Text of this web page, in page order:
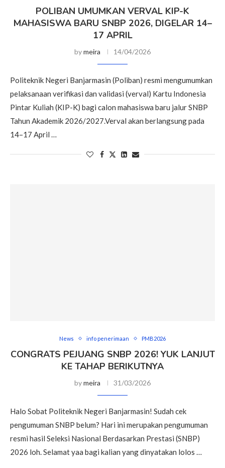
POLIBAN UMUMKAN VERVAL KIP-K
MAHASISWA BARU SNBP 2026, DIGELAR 14–
17 APRIL
bymeira 14/04/2026
Politeknik Negeri Banjarmasin (Poliban) resmi mengumumkan
pelaksanaan verifikasi dan validasi (verval) Kartu Indonesia
Pintar Kuliah (KIP-K) bagi calon mahasiswa baru jalur SNBP
Tahun Akademik 2026/2027.Verval akan berlangsung pada
14–17 April …
News info penerimaan PMB2026
CONGRATS PEJUANG SNBP 2026! YUK LANJUT
KE TAHAP BERIKUTNYA
bymeira 31/03/2026
Halo Sobat Politeknik Negeri Banjarmasin! Sudah cek
pengumuman SNBP belum? Hari ini merupakan pengumuman
resmi hasil Seleksi Nasional Berdasarkan Prestasi (SNBP)
2026 loh. Selamat yaa bagi kalian yang dinyatakan lolos …